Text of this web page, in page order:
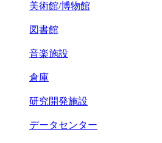
美術館/博物館
図書館
音楽施設
倉庫
研究開発施設
データセンター